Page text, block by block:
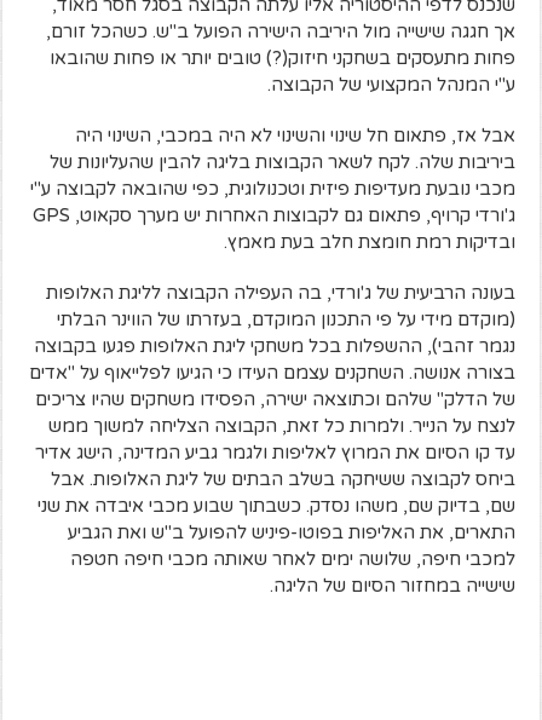
שנכנס לדפי ההיסטוריה אליו עלתה הקבוצה בסגל חסר מאוד,
אך חגגה שישייה מול היריבה הישירה הפועל ב"ש. כשהכל זורם,
פחות מתעסקים בשחקני חיזוק(?) טובים יותר או פחות שהובאו
ע"י המנהל המקצועי של הקבוצה.
אבל אז, פתאום חל שינוי והשינוי לא היה במכבי, השינוי היה
ביריבות שלה. לקח לשאר הקבוצות בליגה להבין שהעליונות של
מכבי נובעת מעדיפות פיזית וטכנולוגית, כפי שהובאה לקבוצה ע"י
ג'ורדי קרויף, פתאום גם לקבוצות האחרות יש מערך סקאוט, GPS
ובדיקות רמת חומצת חלב בעת מאמץ.
בעונה הרביעית של ג'ורדי, בה העפילה הקבוצה לליגת האלופות
(מוקדם מידי על פי התכנון המוקדם, בעזרתו של הווינר הבלתי
נגמר זהבי), ההשפלות בכל משחקי ליגת האלופות פגעו בקבוצה
בצורה אנושה. השחקנים עצמם העידו כי הגיעו לפלייאוף על "אדים
של הדלק" שלהם וכתוצאה ישירה, הפסידו משחקים שהיו צריכים
לנצח על הנייר. ולמרות כל זאת, הקבוצה הצליחה למשוך ממש
עד קו הסיום את המרוץ לאליפות ולגמר גביע המדינה, הישג אדיר
ביחס לקבוצה ששיחקה בשלב הבתים של ליגת האלופות. אבל
שם, בדיוק שם, משהו נסדק. כשבתוך שבוע מכבי איבדה את שני
התארים, את האליפות בפוטו-פיניש להפועל ב"ש ואת הגביע
למכבי חיפה, שלושה ימים לאחר שאותה מכבי חיפה חטפה
שישייה במחזור הסיום של הליגה.